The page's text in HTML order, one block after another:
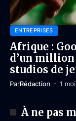
ENTREPRISES
Afrique :
d’un million
studios de
ParRédaction 1
À ne pas